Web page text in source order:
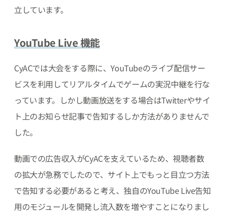
立しています。
YouTube Live 機能
CyACでは大会をする際に、YouTubeのライブ配信サー
ビスを利用してリアルタイムでゲームの実況中継を行な
っています。しかし動画放送をする場合はTwitterやサイ
ト上のお知らせ記事で告知するしか方法がありませんで
した。
動画での広告収入がCyACを支えているため、視聴者数
の拡大が急務でしたので、サイト上でもっと目立つ方法
で告知する必要があると考え、独自のYouTube Live告知
用のモジュールを開発し流入数を増やすことになりまし